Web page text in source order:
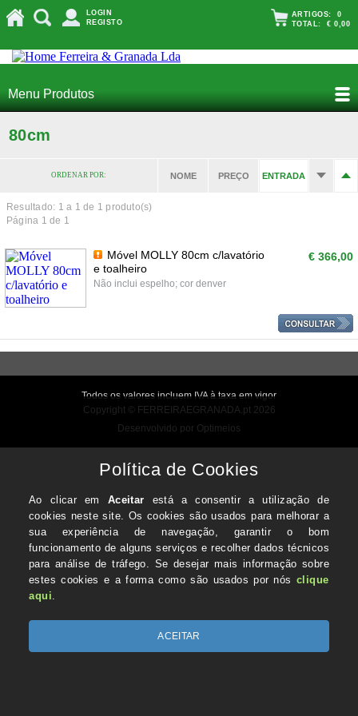
LOGIN
REGISTO
ARTIGOS: 0
TOTAL: € 0,00
Menu Produtos
80cm
ORDENAR POR: NOME PREÇO ENTRADA
Resultado: 1 a 1 de 1 produto(s)
Página 1 de 1
Móvel MOLLY 80cm c/lavatório
e toalheiro
Não inclui espelho; cor denver
€ 366,00
Todos os valores incluem IVA à taxa em vigor
Copyright © FERREIRAEGRANADA.pt 2026
Desenvolvido por Optimeios